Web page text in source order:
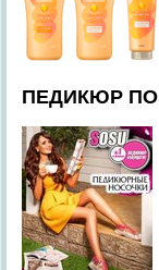
ПЕДИКЮР